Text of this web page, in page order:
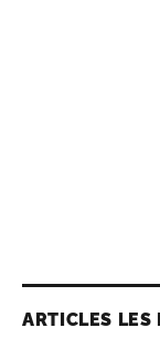
ARTICLES LES